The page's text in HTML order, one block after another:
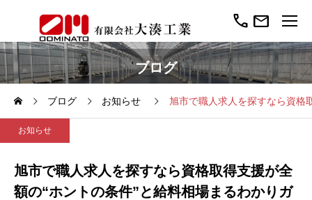
call mail
ブログ
ブログ お知らせ 旭市で職人求人を探すなら資格
お知らせ
旭市で職人求人を探すなら資格取得支援が全
額の“ホントの条件”と給料相場まるわかりガ